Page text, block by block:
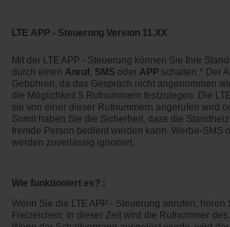
LTE APP - Steuerung Version 11.XX
Mit der LTE APP - Steuerung können Sie Ihre
durch einen Anruf, SMS oder APP schalten.* Der
Gebühren, da das Gespräch nicht angenommen
die Möglichkeit 5 Rufnummern festzulegen. Die
sie von einer dieser Rufnummern angerufen wird
Somit haben Sie die Sicherheit, dass die
fremde Person bedient werden kann. Werbe-SMS
werden zuverlässig ignoriert.
Wie funktioniert es? :
Wenn Sie die LTE APP - Steuerung anrufen, hören
Freizeichen. In dieser Zeit wird die Rufnummer